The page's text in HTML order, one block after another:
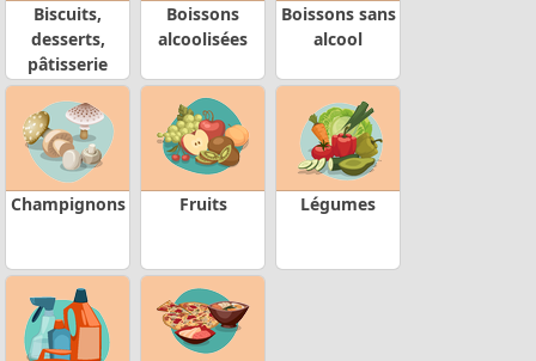
Biscuits,
desserts,
pâtisserie
Boissons
alcoolisées
Boissons sans
alcool
Champignons Fruits Légumes